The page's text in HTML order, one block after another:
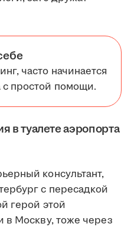
часто начинается
с простой помощи.
в туалете аэропорта
консультант,
с пересадкой
герой этой
в Москву, тоже через